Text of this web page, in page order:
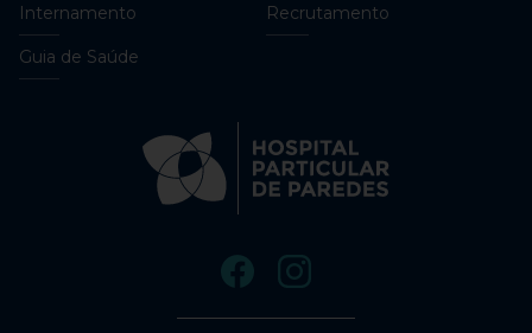
Internamento
Guia de Saúde
Recrutamento